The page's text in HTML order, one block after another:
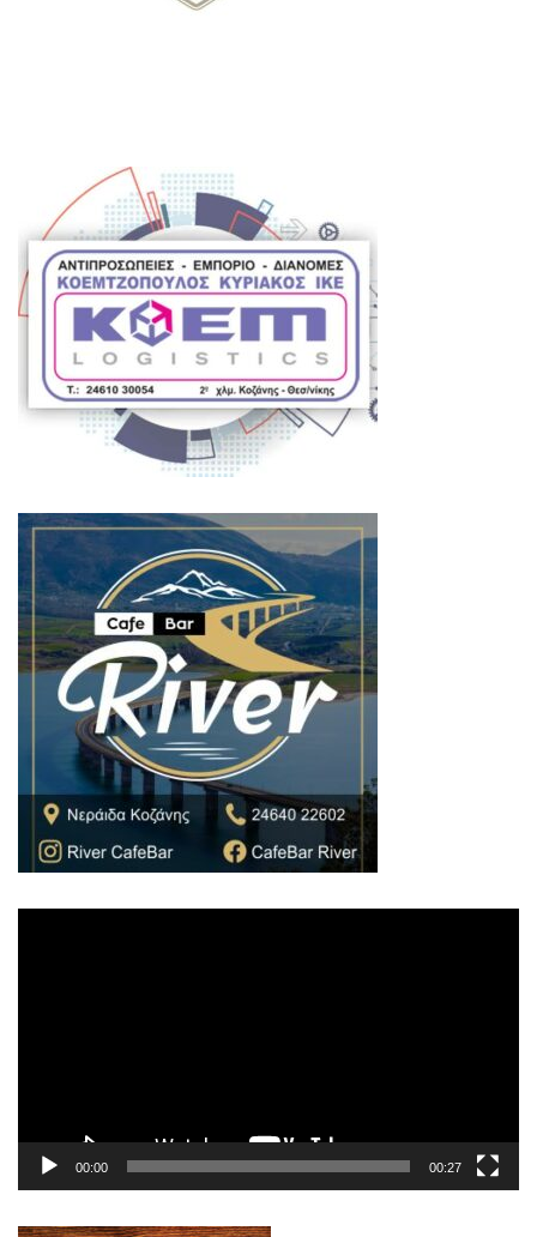
00:00 00:27